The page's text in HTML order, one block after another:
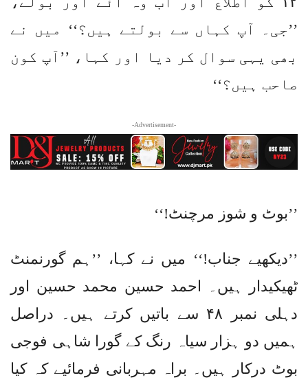
’’جی۔ آپ کہاں سے بولتے ہیں؟‘‘ میں نے
بھی یہی سوال کر دیا اور کہا، ’’آپ کون
صاحب ہیں؟‘‘
-Advertisement-
’’بوٹ و شوز مرچنٹ!‘‘
’’دیکھیے جناب!‘‘ میں نے کہا، ’’ہم گورنمنٹ
ٹھیکیدار ہیں۔ احمد حسین محمد حسین اور
دہلی نمبر ۴۸ سے باتیں کرتے ہیں۔ دراصل
ہمیں دو ہزار سیاہ رنگ کے گورا شاہی فوجی
بوٹ درکار ہیں۔ براہ مہربانی فرمائیے کہ کیا